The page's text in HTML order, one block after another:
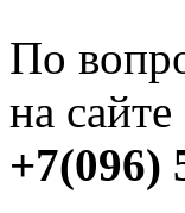
По
на
+7(096)